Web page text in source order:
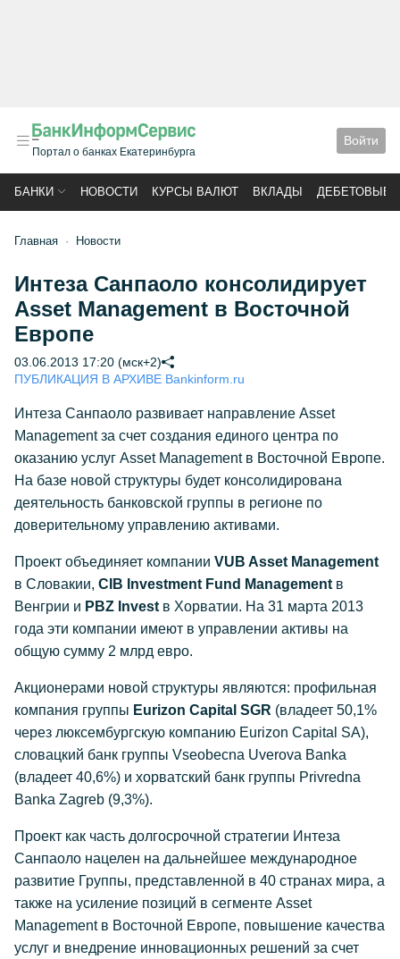
Портал о банках Екатеринбурга
Войти
БАНКИ НОВОСТИ КУРСЫ ВАЛЮТ ВКЛАДЫ ДЕБЕТОВЫЕ
Главная Новости
Интеза Санпаоло консолидирует
Asset Management в Восточной
Европе
03.06.2013 17:20 (мск+2)
ПУБЛИКАЦИЯ В АРХИВЕ Bankinform.ru
Интеза Санпаоло развивает направление Asset
Management за счет создания единого центра по
оказанию услуг Asset Management в Восточной Европе.
На базе новой структуры будет консолидирована
деятельность банковской группы в регионе по
доверительному управлению активами.
Проект объединяет компании VUB Asset Management
в Словакии, CIB Investment Fund Management в
Венгрии и PBZ Invest в Хорватии. На 31 марта 2013
года эти компании имеют в управлении активы на
общую сумму 2 млрд евро.
Акционерами новой структуры являются: профильная
компания группы Eurizon Capital SGR (владеет 50,1%
через люксембургскую компанию Eurizon Capital SA),
словацкий банк группы Vseobecna Uverova Banka
(владеет 40,6%) и хорватский банк группы Privredna
Banka Zagreb (9,3%).
Проект как часть долгосрочной стратегии Интеза
Санпаоло нацелен на дальнейшее международное
развитие Группы, представленной в 40 странах мира, а
также на усиление позиций в сегменте Asset
Management в Восточной Европе, повышение качества
услуг и внедрение инновационных решений за счет